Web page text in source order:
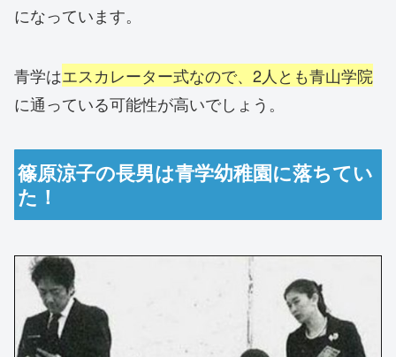
になっています。
青学はエスカレーター式なので、2人とも青山学院
に通っている可能性が高いでしょう。
篠原涼子の長男は青学幼稚園に落ちてい
た！